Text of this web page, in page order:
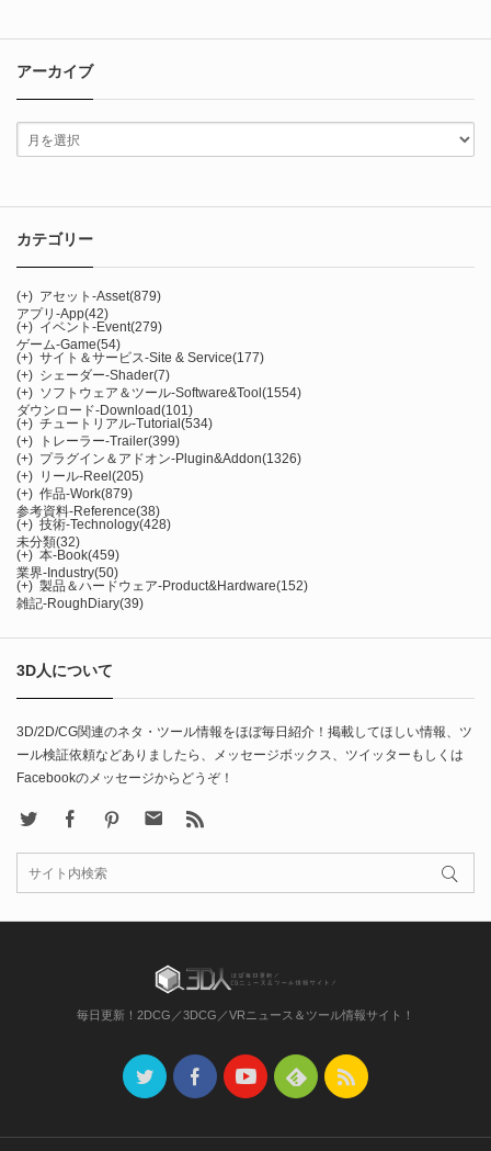
アーカイブ
カテゴリー
(+) アセット-Asset(879)
アプリ-App(42)
(+) イベント-Event(279)
ゲーム-Game(54)
(+) サイト＆サービス-Site & Service(177)
(+) シェーダー-Shader(7)
(+) ソフトウェア＆ツール-Software&Tool (1554)
ダウンロード-Download(101)
(+) チュートリアル-Tutorial (534)
(+)
トレーラー-Trailer(399)
(+) プラグイン＆アドオン-Plugin&Addon(1326)
(+) リール-Reel (205)
(+) 作品-Work(879)
参考資料-Reference(38)
(+) 技術-Technology(428)
未分類(32)
(+) 本-Book(459)
業界-Industry(50)
(+) 製品＆ハードウェア-Product&Hardware(152)
雑記-RoughDiary(39)
3D人について
3D/2D/CG関連のネタ・ツール情報をほぼ毎日紹介！掲載してほしい情報、ツ
ール検証依頼などありましたら、メッセージボックス、ツイッターもしくは
Facebookのメッセージからどうぞ！
FacebookPinterest Contact
毎日更新！2DCG／3DCG／VRニュース＆ツール情報サイト！